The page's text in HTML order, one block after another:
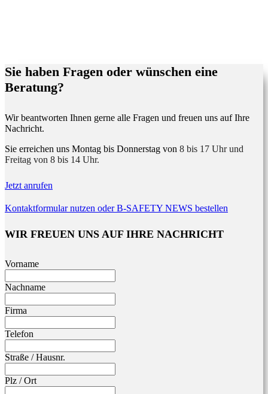
Sie haben Fragen oder wünschen eine
Beratung?
Wir beantworten Ihnen gerne alle Fragen und freuen uns auf Ihre
Nachricht.
Sie erreichen uns Montag bis Donnerstag von 8 bis 17 Uhr und
Freitag von 8 bis 14 Uhr.
Jetzt anrufen
Kontaktformular nutzen oder B-SAFETY NEWS bestellen
WIR FREUEN UNS AUF IHRE NACHRICHT
Leave
field
blank
Vorname
Nachname
Firma
Telefon
Straße / Hausnr.
Plz / Ort